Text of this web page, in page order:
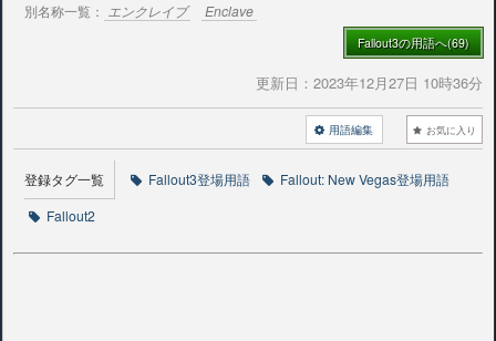
別名称一覧： エンクレイブ Enclave
Fallout3の用語へ(69)
更新日： 2023年12月27日 10時36分
お気に入り
用語編集
登録タグ一覧 Fallout3登場用語
Fallout: New Vegas登場用語
Fallout2